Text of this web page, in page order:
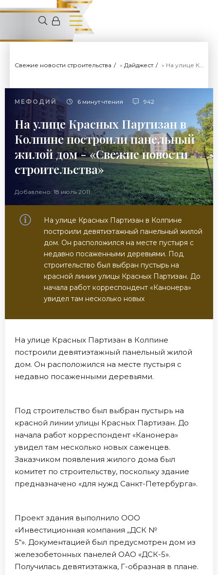
Свежие новости строительства » Дайджест » На улице Красных Партизан в Колпине построили панельный жилой дом - «Свежие новости строительства»
МЕФОДИЙ 6 минут чтения 942
На улице Красных Партизан в
Колпине построили панельный
жилой дом - «Свежие новости
строительства»
Добавлено: 18 июль 2011
На улице Красных Партизан в Колпине
построили девятиэтажный панельный жилой
дом. Он расположился на месте пустыря с
недавно посаженными деревьями. Под
строительство был выбран пустырь на
красной линии улицы Красных Партизан. До
начала работ корреспондент «Канонера»
увидел там несколько новых
На улице Красных Партизан в Колпине
построили девятиэтажный панельный жилой
дом. Он расположился на месте пустыря с
недавно посаженными деревьями.
Под строительство был выбран пустырь на
красной линии улицы Красных Партизан. До
начала работ корреспондент «Канонера»
увидел там несколько новых саженцев.
Заказчиком появления жилого дома был
комитет по строительству, поскольку здание
предназначено «для нужд Санкт-Петербурга».
Проект здания выполнило ООО
«Инвестиционная компания „ДСК №
5“». Документацией был предусмотрен дом из
железобетонных панелей ОАО «ДСК-5».
Получилась девятиэтажка, Г-образная в плане.